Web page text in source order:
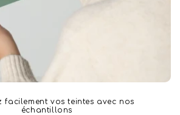
facilement vos teintes avec nos
échantillons